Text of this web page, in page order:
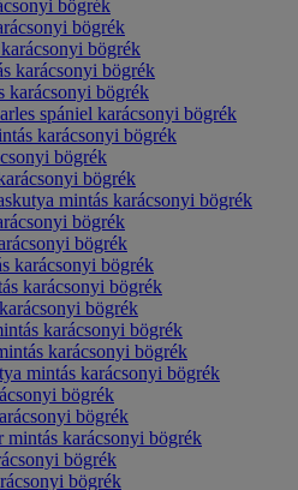
bögrék
bögrék
bögrék
karácsonyi bögrék
karácsonyi bögrék
spániel karácsonyi bögrék
karácsonyi bögrék
bögrék
bögrék
mintás karácsonyi bögrék
bögrék
bögrék
karácsonyi bögrék
karácsonyi bögrék
bögrék
karácsonyi bögrék
karácsonyi bögrék
mintás karácsonyi bögrék
bögrék
bögrék
mintás karácsonyi bögrék
bögrék
bögrék